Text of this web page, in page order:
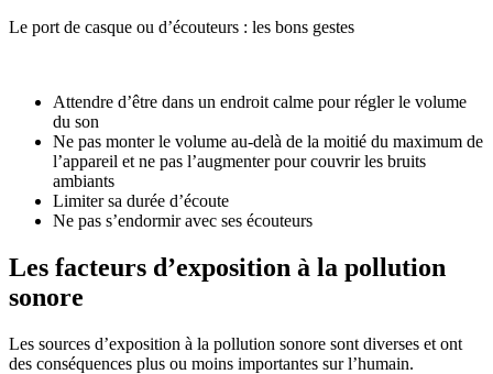
Le port de casque ou d’écouteurs : les bons gestes
Attendre d’être dans un endroit calme pour régler le volume
du son
Ne pas monter le volume au-delà de la moitié du maximum de
l’appareil et ne pas l’augmenter pour couvrir les bruits
ambiants
Limiter sa durée d’écoute
Ne pas s’endormir avec ses écouteurs
Les facteurs d’exposition à la pollution
sonore
Les sources d’exposition à la pollution sonore sont diverses et ont
des conséquences plus ou moins importantes sur l’humain.